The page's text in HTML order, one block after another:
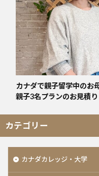
カナダで親子留学中のお
親子3名プランのお見積り
カテゴリー
カナダカレッジ・大学